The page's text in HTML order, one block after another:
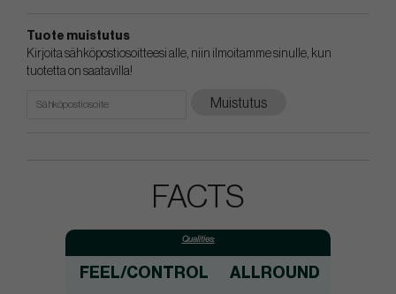
Tuote muistutus
Kirjoita sähköpostiosoitteesi alle, niin ilmoitamme sinulle, kun
tuotetta on saatavilla!
Muistutus
FACTS
Qualities:
FEEL/CONTROL ALLROUND